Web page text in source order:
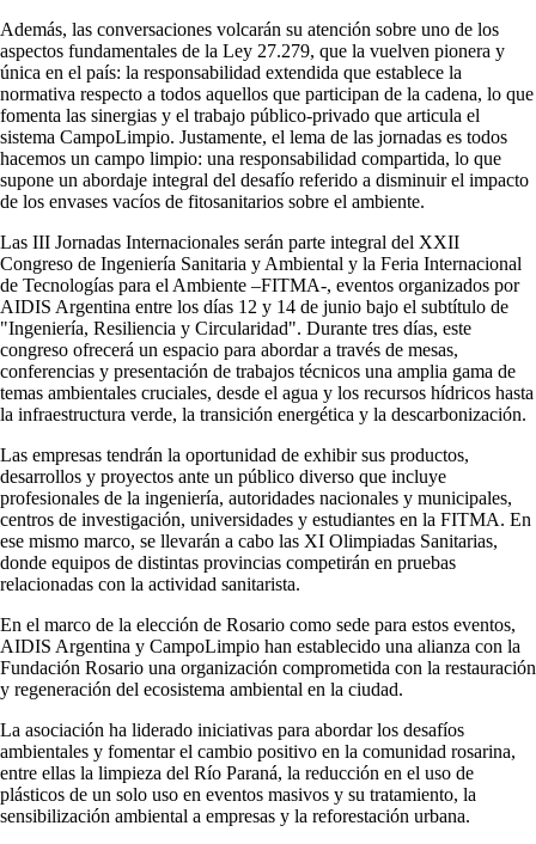
Además, las conversaciones volcarán su atención sobre uno de los
aspectos fundamentales de la Ley 27.279, que la vuelven pionera y
única en el país: la responsabilidad extendida que establece la
normativa respecto a todos aquellos que participan de la cadena, lo que
fomenta las sinergias y el trabajo público-privado que articula el
sistema CampoLimpio. Justamente, el lema de las jornadas es todos
hacemos un campo limpio: una responsabilidad compartida, lo que
supone un abordaje integral del desafío referido a disminuir el impacto
de los envases vacíos de fitosanitarios sobre el ambiente.
Las III Jornadas Internacionales serán parte integral del XXII
Congreso de Ingeniería Sanitaria y Ambiental y la Feria Internacional
de Tecnologías para el Ambiente –FITMA-, eventos organizados por
AIDIS Argentina entre los días 12 y 14 de junio bajo el subtítulo de
"Ingeniería, Resiliencia y Circularidad". Durante tres días, este
congreso ofrecerá un espacio para abordar a través de mesas,
conferencias y presentación de trabajos técnicos una amplia gama de
temas ambientales cruciales, desde el agua y los recursos hídricos hasta
la infraestructura verde, la transición energética y la descarbonización.
Las empresas tendrán la oportunidad de exhibir sus productos,
desarrollos y proyectos ante un público diverso que incluye
profesionales de la ingeniería, autoridades nacionales y municipales,
centros de investigación, universidades y estudiantes en la FITMA. En
ese mismo marco, se llevarán a cabo las XI Olimpiadas Sanitarias,
donde equipos de distintas provincias competirán en pruebas
relacionadas con la actividad sanitarista.
En el marco de la elección de Rosario como sede para estos eventos,
AIDIS Argentina y CampoLimpio han establecido una alianza con la
Fundación Rosario una organización comprometida con la restauración
y regeneración del ecosistema ambiental en la ciudad.
La asociación ha liderado iniciativas para abordar los desafíos
ambientales y fomentar el cambio positivo en la comunidad rosarina,
entre ellas la limpieza del Río Paraná, la reducción en el uso de
plásticos de un solo uso en eventos masivos y su tratamiento, la
sensibilización ambiental a empresas y la reforestación urbana.